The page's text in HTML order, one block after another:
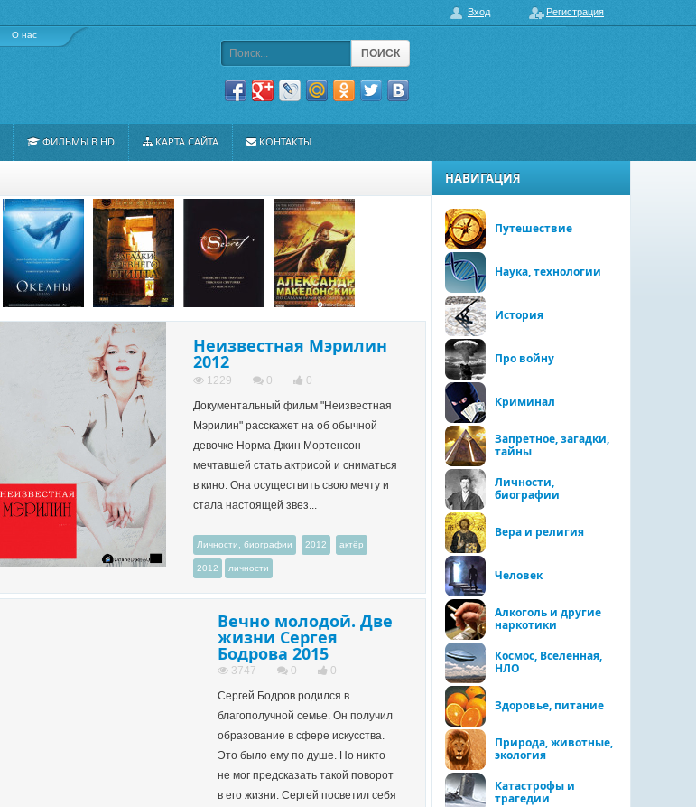
ПОИСК
О нас
Вход Регистрация
ФИЛЬМЫ В HD КАРТА САЙТА КОНТАКТЫ
Неизвестная Мэрилин
2012
1229 0
0
Документальный фильм "Неизвестная
Мэрилин" расскажет на об обычной
девочке Норма Джин Мортенсон
мечтавшей стать актрисой и сниматься
в кино. Она осуществить свою мечту и
стала настоящей звез...
Личности, биографии 2012 актёр
2012 личности
Вечно молодой. Две
жизни Сергея
Бодрова 2015
3747 0
0
Сергей Бодров родился в
благополучной семье. Он получил
образование в сфере искусства.
Это было ему по душе. Но никто
не мог предсказать такой поворот
в его жизни. Сергей посветил себя
НАВИГАЦИЯ
Путешествие
Наука, технологии
История
Про войну
Криминал
Запретное, загадки,
тайны
Личности,
биографии
Вера и религия
Человек
Алкоголь и другие
наркотики
Космос, Вселенная,
НЛО
Здоровье, питание
Природа, животные,
экология
Катастрофы и
трагедии